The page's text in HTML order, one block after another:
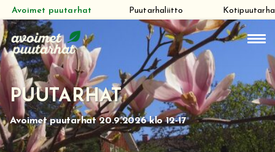
Siirry
suoraan
sisältöön
Avoimet puutarhat Puutarhaliitto Kotipuutarha
PUUTARHAT
Avoimet puutarhat 20.9.2026 klo 12-17